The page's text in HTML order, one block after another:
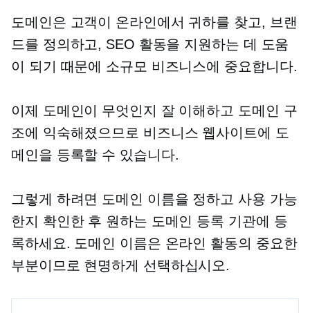
도메인은 고객이 온라인에서 귀하를 찾고, 브랜
드를 정의하고, SEO 활동을 지원하는 데 도움
이 되기 때문에 소규모 비즈니스에 중요합니다.
이제 도메인이 무엇인지 잘 이해하고 도메인 구
조에 익숙해졌으므로 비즈니스 웹사이트에 도
메인을 등록할 수 있습니다.
그렇게 하려면 도메인 이름을 정하고 사용 가능
한지 확인한 후 원하는 도메인 등록 기관에 등
록하세요. 도메인 이름은 온라인 활동의 중요한
부분이므로 현명하게 선택하십시오.